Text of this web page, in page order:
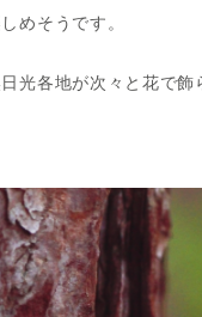
めそうです。
光各地が次々と花で